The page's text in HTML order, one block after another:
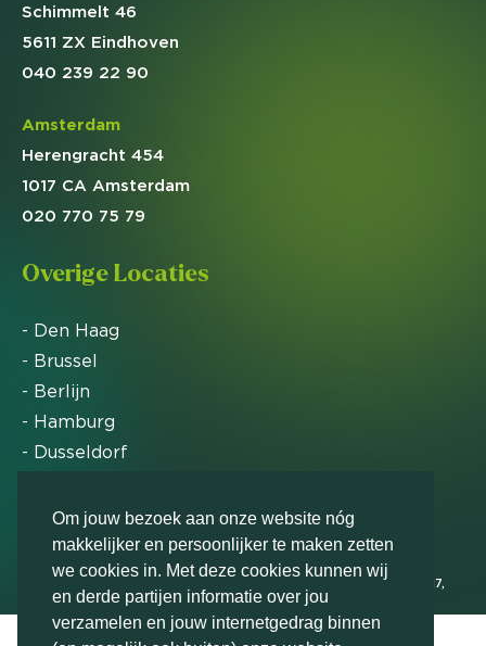
Om jouw bezoek aan onze website nóg
makkelijker en persoonlijker te maken zetten
we cookies in. Met deze cookies kunnen wij
en derde partijen informatie over jou
verzamelen en jouw internetgedrag binnen
Schimmelt 46
5611 ZX Eindhoven
040 239 22 90
Amsterdam
Herengracht 454
1017 CA Amsterdam
020 770 75 79
Overige Locaties
- Den Haag
- Brussel
- Berlijn
- Hamburg
- Dusseldorf
Markteffect is door het Financieele Dagblad
uitgeroepen tot FD Gazelle in 2012, 2015, 2016, 2017,
2018, 2019, 2020, 2021, 2022, 2023, 2024 en 2025